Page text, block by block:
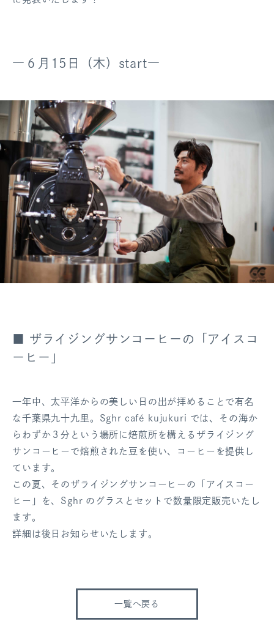
―６月15日（木）start―
■ ザライジングサンコーヒーの「アイスコ
ーヒー」
一年中、太平洋からの美しい日の出が拝めることで有名
な千葉県九十九里。Sghr café kujukuri では、その海か
らわずか３分という場所に焙煎所を構えるザライジング
サンコーヒーで焙煎された豆を使い、コーヒーを提供し
ています。
この夏、そのザライジングサンコーヒーの「アイスコー
ヒー」を、Sghr のグラスとセットで数量限定販売いたし
ます。
詳細は後日お知らせいたします。
一覧へ戻る